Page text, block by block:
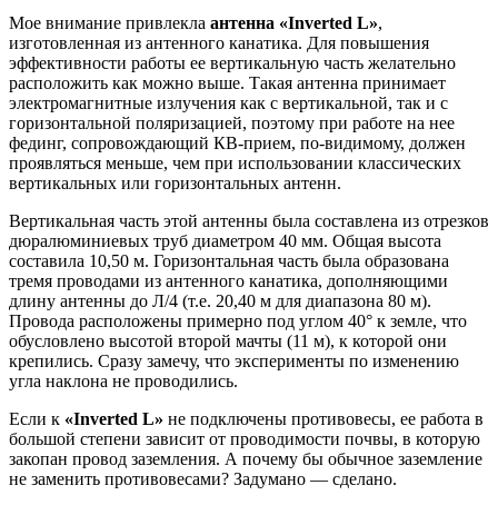
Мое внимание привлекла антенна «Inverted L»,
изготовленная из антенного канатика. Для повышения
эффективности работы ее вертикальную часть желательно
расположить как можно выше. Такая антенна принимает
электромагнитные излучения как с вертикальной, так и с
горизонтальной поляризацией, поэтому при работе на нее
фединг, сопровождающий КВ-прием, по-видимому, должен
проявляться меньше, чем при использовании классических
вертикальных или горизонтальных антенн.
Вертикальная часть этой антенны была составлена из отрезков
дюралюминиевых труб диаметром 40 мм. Общая высота
составила 10,50 м. Горизонтальная часть была образована
тремя проводами из антенного канатика, дополняющими
длину антенны до Л/4 (т.е. 20,40 м для диапазона 80 м).
Провода расположены примерно под углом 40° к земле, что
обусловлено высотой второй мачты (11 м), к которой они
крепились. Сразу замечу, что эксперименты по изменению
угла наклона не проводились.
Если к «Inverted L» не подключены противовесы, ее работа в
большой степени зависит от проводимости почвы, в которую
закопан провод заземления. А почему бы обычное заземление
не заменить противовесами? Задумано — сделано.